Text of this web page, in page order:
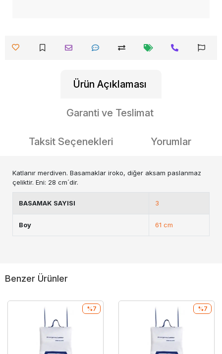
Ürün Açıklaması
Garanti ve Teslimat
Taksit Seçenekleri Yorumlar
Katlanır merdiven. Basamaklar iroko, diğer aksam paslanmaz
çeliktir. Eni: 28 cm´dir.
BASAMAK SAYISI 3
Boy 61 cm
Benzer Ürünler
%7 %7